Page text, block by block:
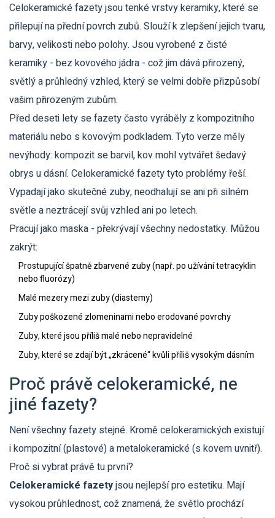
Celokeramické fazety jsou tenké vrstvy keramiky, které se
přilepují na přední povrch zubů. Slouží k zlepšení jejich tvaru,
barvy, velikosti nebo polohy. Jsou vyrobené z čisté
keramiky - bez kovového jádra - což jim dává přirozený,
světlý a průhledný vzhled, který se velmi dobře přizpůsobí
vašim přirozeným zubům.
Před deseti lety se fazety často vyráběly z kompozitního
materiálu nebo s kovovým podkladem. Tyto verze měly
nevýhody: kompozit se barvil, kov mohl vytvářet šedavý
obrys u dásní. Celokeramické fazety tyto problémy řeší.
Vypadají jako skutečné zuby, neodhalují se ani při silném
světle a neztrácejí svůj vzhled ani po letech.
Pracují jako maska - překrývají všechny nedostatky. Můžou
zakrýt:
Prostupující špatně zbarvené zuby (např. po užívání tetracyklin
nebo fluorózy)
Malé mezery mezi zuby (diastemy)
Zuby poškozené zlomeninami nebo erodované povrchy
Zuby, které jsou příliš malé nebo nepravidelné
Zuby, které se zdají být „zkrácené“ kvůli příliš vysokým dásním
Proč právě celokeramické, ne
jiné fazety?
Není všechny fazety stejné. Kromě celokeramických existují
i kompozitní (plastové) a metalokeramické (s kovem uvnitř).
Proč si vybrat právě tu první?
Celokeramické fazetyjsou nejlepší pro estetiku. Mají
vysokou průhlednost, což znamená, že světlo prochází